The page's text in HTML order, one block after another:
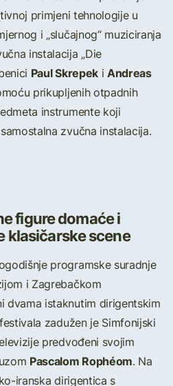
primjeni tehnologije u
i „slučajnog“ muziciranja
instalacija „Die
Paul Skrepeki Andreas
prikupljenih otpadnih
instrumente koji
zvučna instalacija.
figure domaće i
klasičarske scene
programske suradnje
i Zagrebačkom
dvama istaknutim dirigentskim
zadužen je Simfonijski
predvođeni svojim
Pascalom Rophéom. Na
iranska dirigentica s